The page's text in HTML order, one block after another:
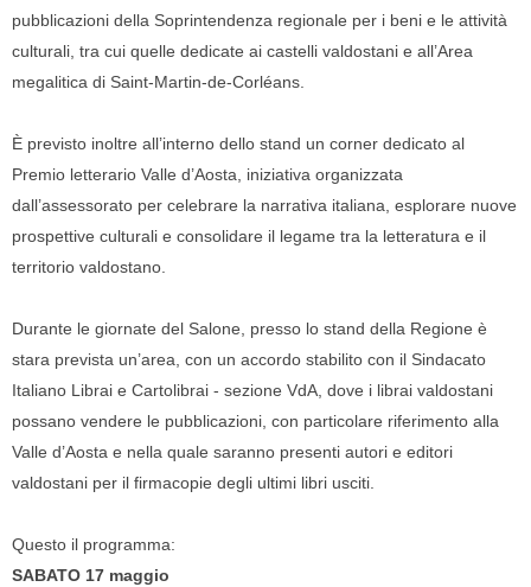
pubblicazioni della Soprintendenza regionale per i beni e le attività
culturali, tra cui quelle dedicate ai castelli valdostani e all’Area
megalitica di Saint-Martin-de-Corléans.
È previsto inoltre all’interno dello stand un corner dedicato al
Premio letterario Valle d’Aosta, iniziativa organizzata
dall’assessorato per celebrare la narrativa italiana, esplorare nuove
prospettive culturali e consolidare il legame tra la letteratura e il
territorio valdostano.
Durante le giornate del Salone, presso lo stand della Regione è
stara prevista un’area, con un accordo stabilito con il Sindacato
Italiano Librai e Cartolibrai - sezione VdA, dove i librai valdostani
possano vendere le pubblicazioni, con particolare riferimento alla
Valle d’Aosta e nella quale saranno presenti autori e editori
valdostani per il firmacopie degli ultimi libri usciti.
Questo il programma:
SABATO 17 maggio